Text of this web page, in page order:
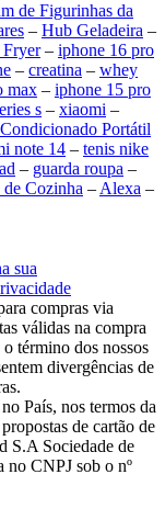
de Figurinhas da
– Hub Geladeira –
– iphone 16 pro
– creatina – whey
max – iphone 15 pro
s – xiaomi –
Portátil
note 14 – tenis nike
– guarda roupa –
Cozinha – Alexa –
sua
compras via
válidas na compra
término dos nossos
divergências de
País, nos termos da
de cartão de
S.A Sociedade de
no CNPJ sob o nº